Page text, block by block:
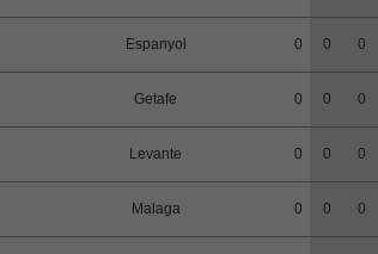
Espanyol 0 0 0
Getafe 0 0 0
Levante 0 0 0
Malaga 0 0 0